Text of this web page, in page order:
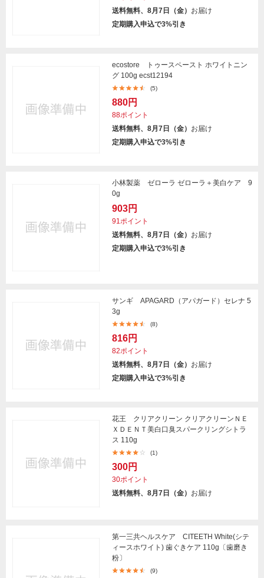
送料無料、8月7日（金） お届け
定期購入申込で3%引き
ecostore トゥースペースト ホワイトニン
グ 100g ecst12194
(5)
880円
88ポイント
送料無料、8月7日（金） お届け
定期購入申込で3%引き
小林製薬 ゼローラ ゼローラ＋美白ケア 9
0g
903円
91ポイント
送料無料、8月7日（金） お届け
定期購入申込で3%引き
サンギ APAGARD（アパガード）セレナ 5
3g
(8)
816円
82ポイント
送料無料、8月7日（金） お届け
定期購入申込で3%引き
花王 クリアクリーン クリアクリーンＮＥ
ＸＤＥＮＴ美白口臭スパークリングシトラ
ス 110g
(1)
300円
30ポイント
送料無料、8月7日（金） お届け
第一三共ヘルスケア CITEETH White(シテ
ィースホワイト) 歯ぐきケア 110g〔歯磨き
粉〕
(9)